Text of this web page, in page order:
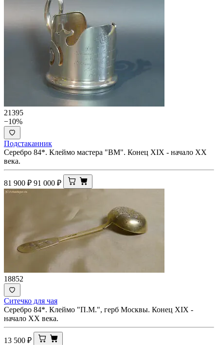
21395
−10%
Подстаканник
Серебро 84*. Клеймо мастера "ВМ". Конец XIX - начало ХХ
века.
81 900 ₽ 91 000 ₽
18852
Ситечко для чая
Серебро 84*. Клеймо "П.М.", герб Москвы. Конец XIX -
начало ХХ века.
13 500 ₽